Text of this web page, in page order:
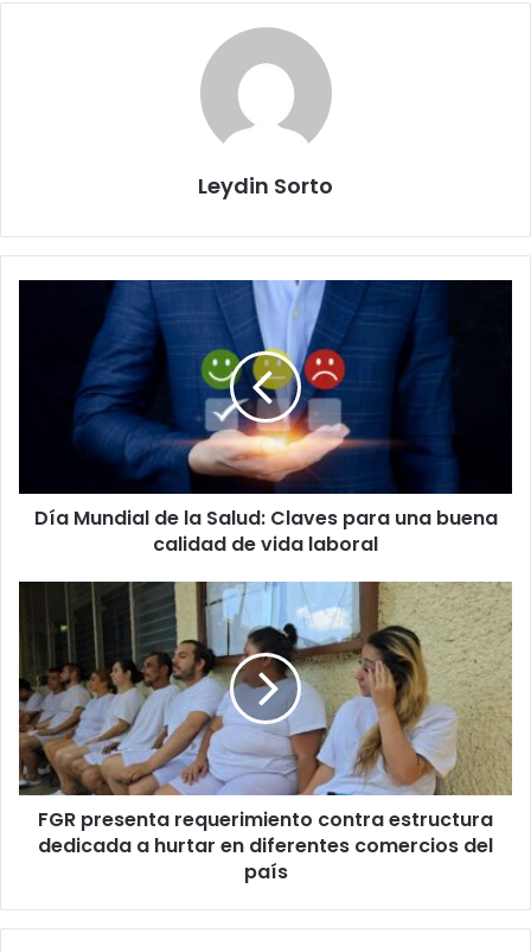
Leydin Sorto
buena
calidad
Día Mundial de la Salud: Claves para una buena
calidad de vida laboral
requerimiento
contra
estructura
dedicada
a
hurtar
en
diferentes
comercios
FGR presenta requerimiento contra estructura
dedicada a hurtar en diferentes comercios del
país